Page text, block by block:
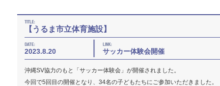
【うるま市立体育施設】
2023.8.20 サッカー体験会開催
沖縄SV協力のもと「サッカー体験会」が開催されました。
今回で5回目の開催となり、34名の子どもたちにご参加いただきました。